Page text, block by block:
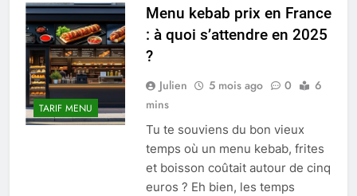
TARIF MENU
Menu kebab prix en France
: à quoi s’attendre en 2025
?
Julien 5 mois ago 0
6
mins
Tu te souviens du bon vieux
temps où un menu kebab, frites
et boisson coûtait autour de cinq
euros ? Eh bien, les temps